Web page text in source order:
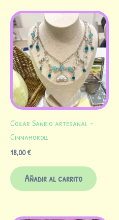
Collar Sanrio artesanal –
Cinnamoroll
18,00€
Añadir al carrito